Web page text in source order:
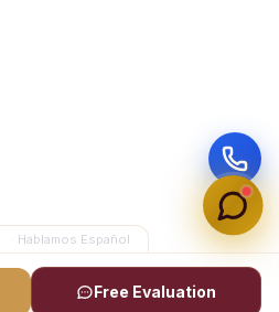
· Hablamos Español
Free Evaluation